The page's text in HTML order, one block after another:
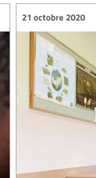
21 octobre 2020